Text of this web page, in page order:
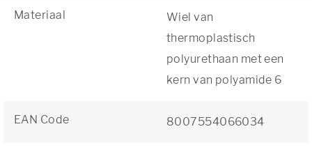
Materiaal
Wiel van
thermoplastisch
polyurethaan met een
kern van polyamide 6
EAN Code 8007554066034